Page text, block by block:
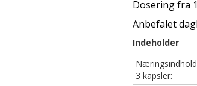
Dosering fra
Anbefalet
Indeholder
Næringsindhold
3 kapsler: